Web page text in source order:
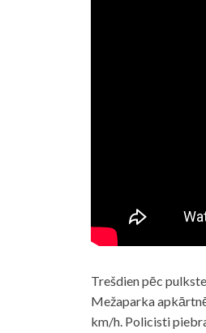
Trešdien pēc
Mežaparka
km/h. Policisti